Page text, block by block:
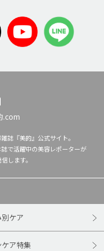
.com
誌『美的』公式サイト。
で活躍中の美容レポーターが
します。
ケア
ケア特集